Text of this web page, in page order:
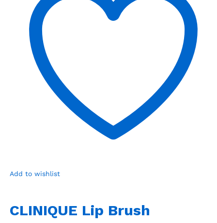
Add to wishlist
CLINIQUE Lip Brush